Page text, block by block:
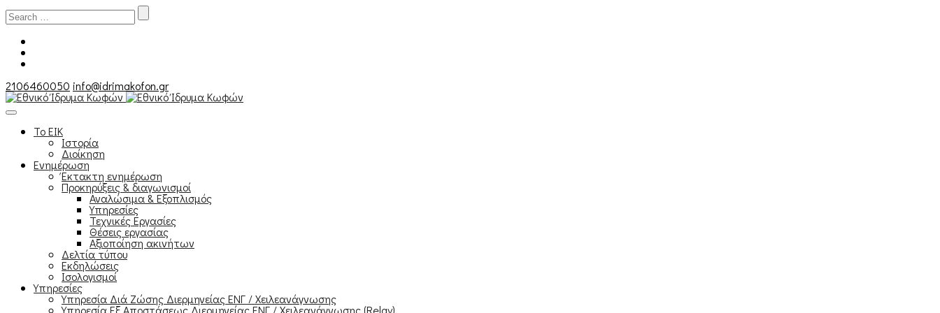
Search
for:
2106460050 info@idrimakofon.gr
Το ΕΙΚ
Ιστορία
Διοίκηση
Ενημέρωση
Έκτακτη ενημέρωση
Προκηρύξεις & διαγωνισμοί
Αναλώσιμα & Εξοπλισμός
Υπηρεσίες
Τεχνικές Εργασίες
Θέσεις εργασίας
Αξιοποίηση ακινήτων
Δελτία τύπου
Εκδηλώσεις
Ισολογισμοί
Υπηρεσίες
Υπηρεσία Διά Ζώσης Διερμηνείας ΕΝΓ / Χειλεανάγνωσης
Υπηρεσία Εξ Αποστάσεως Διερμηνείας ΕΝΓ / Χειλεανάγνωσης (Relay)